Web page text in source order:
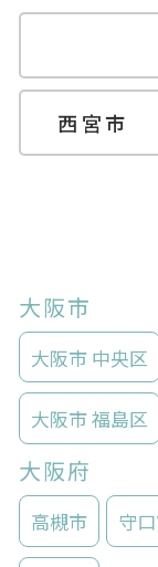
西宮市
大阪市
大阪市 中央区
大阪市 福島区
大阪府
高槻市 守